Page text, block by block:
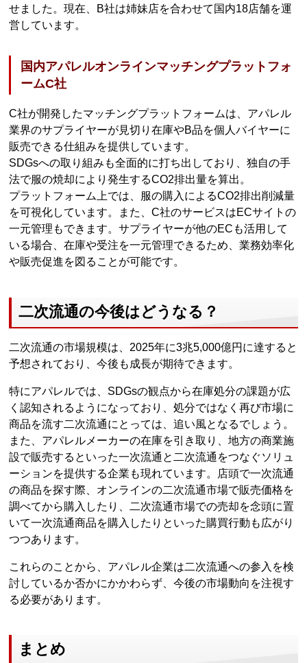
せました。現在、B社は姉妹店を合わせて国内18店舗を運
営しています。
国内アパレルオンラインマッチングプラットフォ
ームC社
C社が開発したマッチングプラットフォームは、アパレル
業界のサプライヤーが見切り在庫やB品を個人バイヤーに
販売できる仕組みを提供しています。
SDGsへの取り組みも全面的に打ち出しており、独自の手
法で服の焼却により発生するCO2排出量を算出。
プラットフォーム上では、服の購入によるCO2排出削減量
を可視化しています。また、C社のサービスはECサイトの
一元管理もできます。サプライヤーが他のECも活用して
いる場合、在庫や受注を一元管理できるため、業務効率化
や販売促進を図ることが可能です。
二次流通の今後はどうなる？
二次流通の市場規模は、2025年に3兆5,000億円に達すると
予想されており、今後も成長が期待できます。
特にアパレルでは、SDGsの観点から在庫処分の課題が広
く認知されるようになっており、処分ではなく再び市場に
商品を流す二次流通にとっては、追い風となるでしょう。
また、アパレルメーカーの在庫を引き取り、地方の商業施
設で販売するといった一次流通と二次流通をつなぐソリュ
ーションを提供する企業も現れています。店頭で一次流通
の商品を探す際、オンラインの二次流通市場で販売価格を
調べてから購入したり、二次流通市場での売却を念頭に置
いて一次流通商品を購入したりといった購買行動も広がり
つつあります。
これらのことから、アパレル企業は二次流通への参入を検
討しているか否かにかかわらず、今後の市場動向を注視す
る必要があります。
まとめ